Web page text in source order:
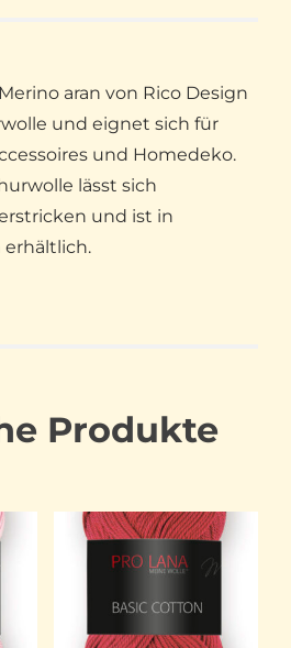
aran von Rico Design
und eignet sich für
und Homedeko.
lässt sich
und ist in
erhältlich.
Produkte